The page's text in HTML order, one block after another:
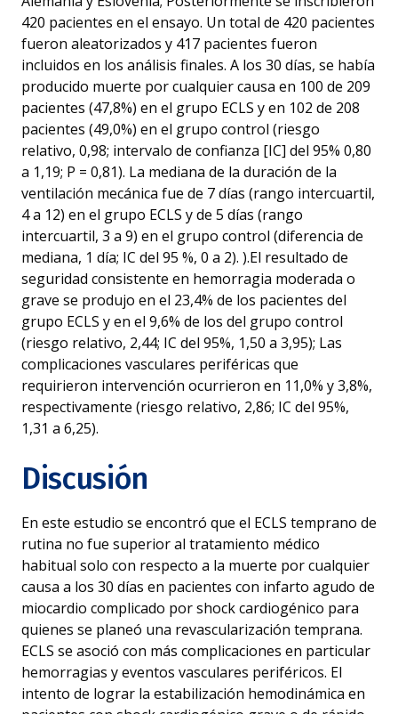
420 pacientes en el ensayo. Un total de 420 pacientes
fueron aleatorizados y 417 pacientes fueron
incluidos en los análisis finales. A los 30 días, se había
producido muerte por cualquier causa en 100 de 209
pacientes (47,8%) en el grupo ECLS y en 102 de 208
pacientes (49,0%) en el grupo control (riesgo
relativo, 0,98; intervalo de confianza [IC] del 95% 0,80
a 1,19; P = 0,81). La mediana de la duración de la
ventilación mecánica fue de 7 días (rango intercuartil,
4 a 12) en el grupo ECLS y de 5 días (rango
intercuartil, 3 a 9) en el grupo control (diferencia de
mediana, 1 día; IC del 95 %, 0 a 2). ).El resultado de
seguridad consistente en hemorragia moderada o
grave se produjo en el 23,4% de los pacientes del
grupo ECLS y en el 9,6% de los del grupo control
(riesgo relativo, 2,44; IC del 95%, 1,50 a 3,95); Las
complicaciones vasculares periféricas que
requirieron intervención ocurrieron en 11,0% y 3,8%,
respectivamente (riesgo relativo, 2,86; IC del 95%,
1,31 a 6,25).
Discusión
En este estudio se encontró que el ECLS temprano de
rutina no fue superior al tratamiento médico
habitual solo con respecto a la muerte por cualquier
causa a los 30 días en pacientes con infarto agudo de
miocardio complicado por shock cardiogénico para
quienes se planeó una revascularización temprana.
ECLS se asoció con más complicaciones en particular
hemorragias y eventos vasculares periféricos. El
intento de lograr la estabilización hemodinámica en